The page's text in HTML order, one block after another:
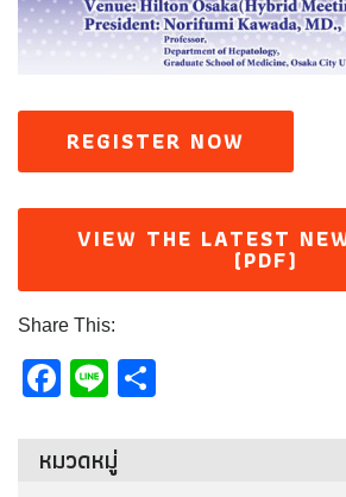
REGISTER NOW
VIEW THE LATEST
(PDF)
Share This:
Facebook
Line
หมวดหมู่